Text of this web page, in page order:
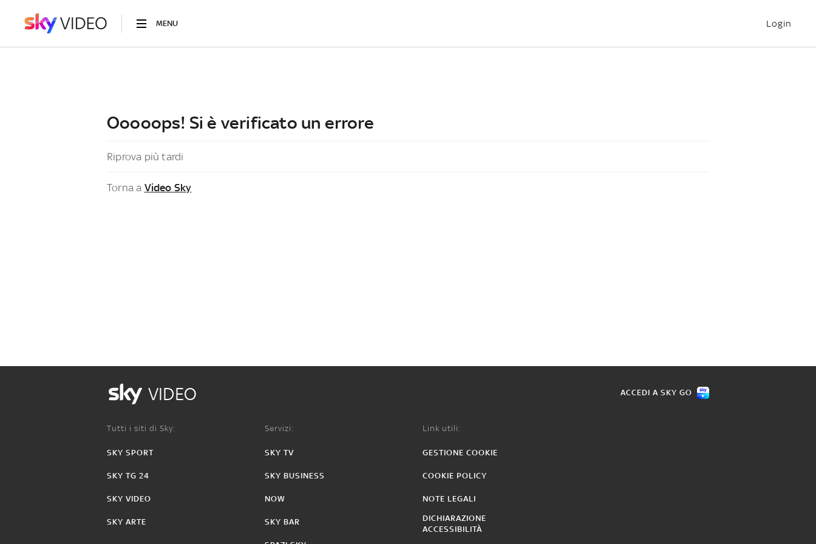
MENU Login
Ooooops! Si è verificato un errore
Riprova più tardi
Torna a Video Sky
VIDEO ACCEDI A SKY GO
Tutti i siti di Sky:
SKY SPORT
SKY TG 24
SKY VIDEO
SKY ARTE
Servizi:
SKY TV
SKY BUSINESS
NOW
SKY BAR
Link utili:
GESTIONE COOKIE
COOKIE POLICY
NOTE LEGALI
DICHIARAZIONE
ACCESSIBILITÀ